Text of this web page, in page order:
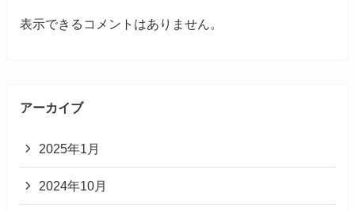
表示できるコメントはありません。
アーカイブ
2025年1月
2024年10月